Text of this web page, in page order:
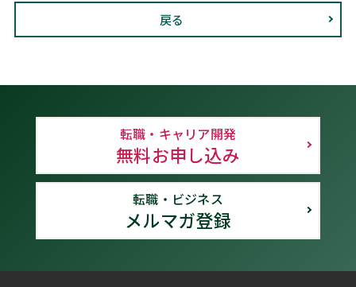
戻る
転職・キャリア開発
無料お申し込み
転職・ビジネス
メルマガ登録